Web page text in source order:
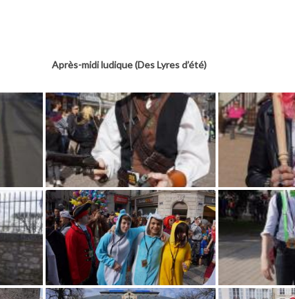
Après-midi ludique (Des Lyres d’été)